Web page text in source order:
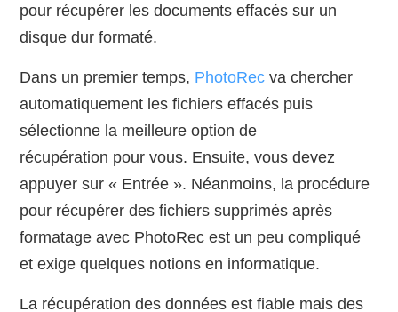
pour récupérer les documents effacés sur un
disque dur formaté.
Dans un premier temps, PhotoRec va chercher
automatiquement les fichiers effacés puis
sélectionne la meilleure option de
récupération pour vous. Ensuite, vous devez
appuyer sur « Entrée ». Néanmoins, la procédure
pour récupérer des fichiers supprimés après
formatage avec PhotoRec est un peu compliqué
et exige quelques notions en informatique.
La récupération des données est fiable mais des